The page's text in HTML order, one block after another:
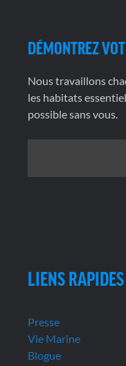
DÉMONTREZ
Nous travaillons
les habitats
possible sans vous.
LIENS RAPIDES
Presse
Vie Marine
Blogue